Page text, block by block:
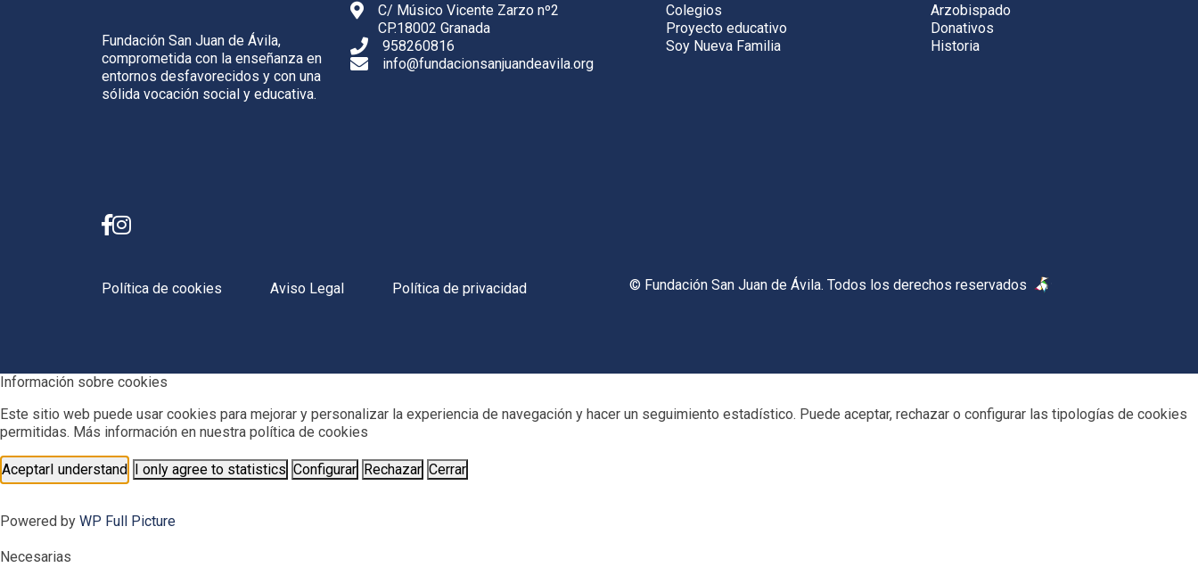
Fundación San Juan de Ávila,
comprometida con la enseñanza en
entornos desfavorecidos y con una
sólida vocación social y educativa.
C/ Músico Vicente Zarzo nº2
CP.18002 Granada
958260816
info@fundacionsanjuandeavila.org
Colegios
Proyecto educativo
Soy Nueva Familia
Arzobispado
Donativos
Historia
Política de cookies Aviso Legal Política de privacidad © Fundación San Juan de Ávila. Todos los derechos reservados
Información sobre cookies
Este sitio web puede usar cookies para mejorar y personalizar la experiencia de navegación y hacer un seguimiento estadístico. Puede aceptar, rechazar o configurar las tipologías de cookies
permitidas. Más información en nuestra política de cookies
AceptarI understand I only agree to statistics Configurar Rechazar Cerrar
Powered by WP Full Picture
Necesarias